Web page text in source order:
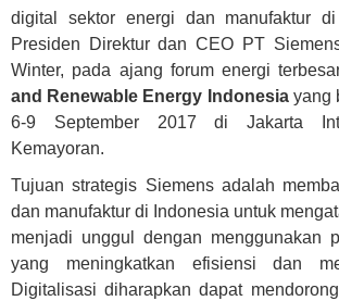
digital sektor energi dan manufaktur di
Presiden Direktur dan CEO PT
Winter, pada ajang forum energi
and Renewable Energy Indonesiayang
6-9 September 2017 di Jakarta
Kemayoran.
Tujuan strategis Siemens adalah
dan manufaktur di Indonesia untuk
menjadi unggul dengan menggunakan
yang meningkatkan efisiensi dan
Digitalisasi diharapkan dapat